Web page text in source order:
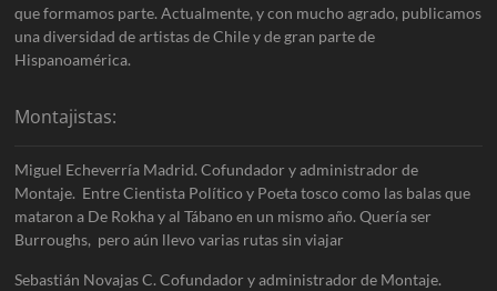
que formamos parte. Actualmente, y con mucho agrado, publicamos
una diversidad de artistas de Chile y de gran parte de
Hispanoamérica.
Montajistas:
Miguel Echeverría Madrid. Cofundador y administrador de
Montaje. Entre Cientista Político y Poeta tosco como las balas que
mataron a De Rokha y al Tábano en un mismo año. Quería ser
Burroughs, pero aún llevo varias rutas sin viajar
Sebastián Novajas C. Cofundador y administrador de Montaje.